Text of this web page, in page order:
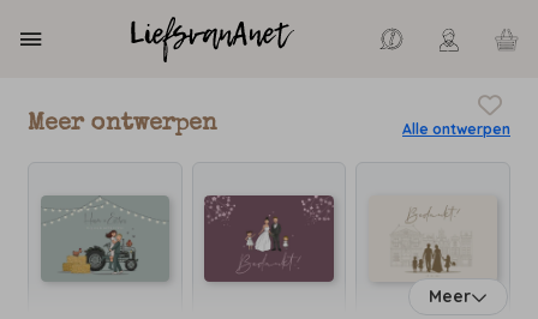
Meer ontwerpen Alle ontwerpen
Meer